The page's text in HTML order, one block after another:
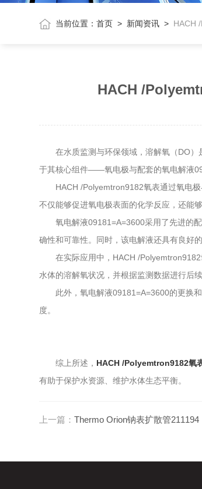
当前位置：首页 > 新闻资讯 > HACH
HACH /
在水质监测与环保领域，溶解氧（DO）
于其核心组件——氧电极与配套的氧电解液
HACH /Polyemtron9182氧表通过氧电极
不仅能够促进氧电极表面的化学反应，还能
氧电解液09181=A=3600采用了先进的配
确性和可靠性。同时，该电解液还具有良好
在实际应用中，HACH /Polyemtron9182
水体的溶解氧状况，并根据监测数据进行后
此外，氧电解液09181=A=3600的更换和
度。
综上所述， HACH /Polyemtron9182氧
有助于保护水资源、维护水体生态平衡。
上一篇：Thermo Orion钠表扩散管